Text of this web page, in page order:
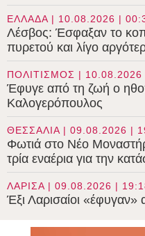
ΕΛΛΑΔΑ | 10.08.2026 |
Λέσβος: Έσφαξαν το
πυρετού και λίγο
ΠΟΛΙΤΙΣΜΟΣ | 10.08.2026
Έφυγε από τη ζωή ο
Καλογερόπουλος
ΘΕΣΣΑΛΙΑ | 09.08.2026 |
Φωτιά στο Νέο
τρία εναέρια για την
ΛΑΡΙΣΑ | 09.08.2026 |
Έξι Λαρισαίοι